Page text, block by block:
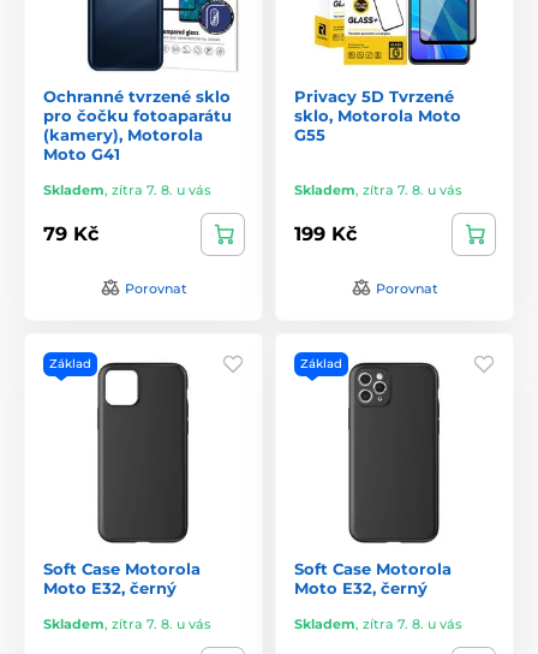
Ochranné tvrzené sklo
pro čočku fotoaparátu
(kamery), Motorola
Moto G41
Skladem, zítra 7. 8. u vás
79 Kč
Porovnat
Privacy 5D Tvrzené
sklo, Motorola Moto
G55
Skladem, zítra 7. 8. u vás
199 Kč
Porovnat
Základ
Soft Case Motorola
Moto E32, černý
Skladem, zítra 7. 8. u vás
Základ
Soft Case Motorola
Moto E32, černý
Skladem, zítra 7. 8. u vás